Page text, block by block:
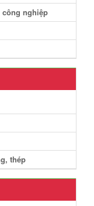
nghiệp
thép